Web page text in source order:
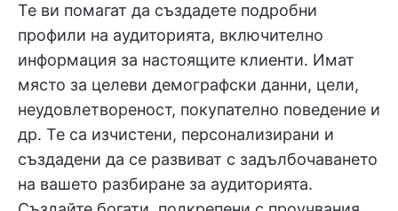
Те ви помагат да създадете подробни
профили на аудиторията, включително
информация за настоящите клиенти. Имат
място за целеви демографски данни, цели,
неудовлетвореност, покупателно поведение и
др. Те са изчистени, персонализирани и
създадени да се развиват с задълбочаването
на вашето разбиране за аудиторията.